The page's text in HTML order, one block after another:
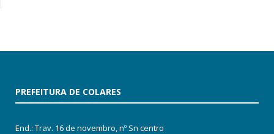
PREFEITURA DE COLARES
End.: Trav. 16 de novembro, nº Sn centro